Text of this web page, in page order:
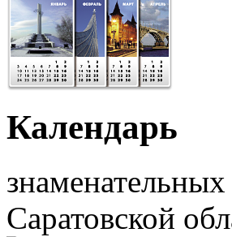
Календарь
знаменательных
Саратовской